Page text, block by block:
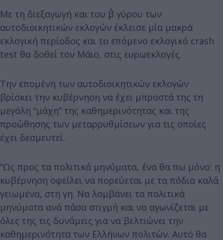
Με τη διεξαγωγή και του β΄ γύρου των
αυτοδιοικητικών εκλογών έκλεισε μία μακρά
εκλογική περίοδος και το επόμενο εκλογικό crash
test θα δοθεί τον Μάιο, στις ευρωεκλογές.
Την επομένη των αυτοδιοικητικών εκλογών
βρίσκει την κυβέρνηση να έχει μπροστά της τη
μεγάλη “μάχη” της καθημερινότητας και της
προώθησης των μεταρρυθμίσεων για τις οποίες
έχει δεσμευτεί.
“Ως προς τα πολιτικά μηνύματα, ένα θα πω μόνο: η
κυβέρνηση οφείλει να πορεύεται με τα πόδια καλά
γειωμένα, στη γη. Να λαμβάνει τα πολιτικά
μηνύματα ανά πάσα στιγμή και να αγωνίζεται με
όλες της τις δυνάμεις για να βελτιώνει την
καθημερινότητα των Ελλήνων πολιτών. Αυτό θα